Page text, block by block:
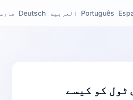
Português العربية Deutsch
ٹول کو کیسے